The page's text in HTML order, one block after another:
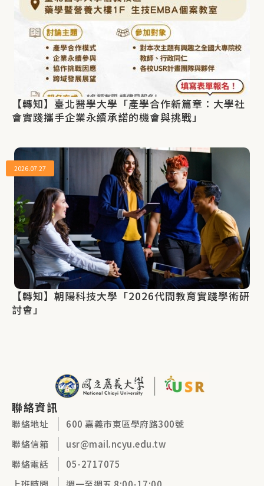
【轉知】臺北醫學大學「產學合作新篇章：大學社
會實踐攜手企業永續承諾的機會與挑戰」
【轉知】朝陽科技大學「2026代間教育實踐學術研
討會」
2026.07.27
聯絡資訊
聯絡地址
600 嘉義市東區學府路300號
聯絡信箱
usr@mail.ncyu.edu.tw
聯絡電話
05-2717075